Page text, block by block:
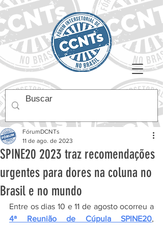
SPINE20 2023 traz recomendações
urgentes para dores na coluna no
Brasil e no mundo
FórumDCNTs
11 de ago. de 2023
4ª Reunião de Cúpula SPINE20,